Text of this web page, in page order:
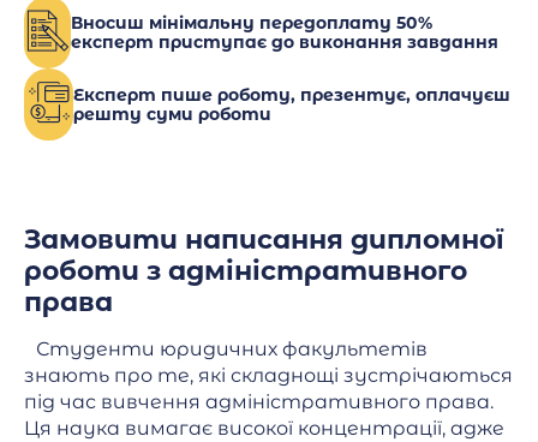
Вносиш мінімальну передоплату 50%
експерт приступає до виконання завдання
Експерт пише роботу, презентує, оплачуєш
решту суми роботи
Замовити написання дипломної
роботи з адміністративного
права
Студенти юридичних факультетів
знають про те, які складнощі зустрічаються
під час вивчення адміністративного права.
Ця наука вимагає високої концентрації, адже